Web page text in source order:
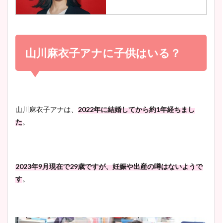
宇賀神メグアナのニット画像
小室瑛莉子のカップ画像まと
め！足が美脚でニット衣装も
かわいい！
清水麻椰アナのかわいい画
山川麻衣子アナに子供はいる？
山川麻衣子アナは、 2022年に結婚してから約1年経ちまし
た。
2023年9月現在で29歳ですが、妊娠や出産の噂はないようで
す。